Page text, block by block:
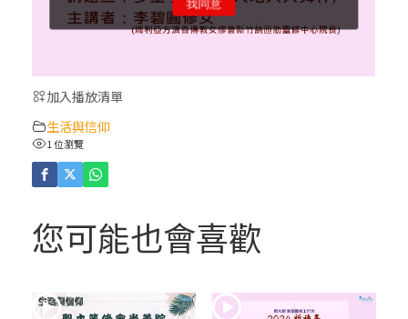
【信仰之旅】第十集：「逾越奧蹟」— 錢玲
(5)黃敏正主教帶你做「四旬期避靜」—【逾
人相遇
加入播放清單
生活與信仰
1 位瀏覽
您可能也會喜歡